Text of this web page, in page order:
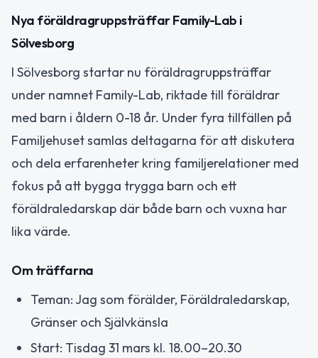
Nya föräldragruppsträffar Family-Lab i
Sölvesborg
I Sölvesborg startar nu föräldragruppsträffar
under namnet Family-Lab, riktade till föräldrar
med barn i åldern 0-18 år. Under fyra tillfällen på
Familjehuset samlas deltagarna för att diskutera
och dela erfarenheter kring familjerelationer med
fokus på att bygga trygga barn och ett
föräldraledarskap där både barn och vuxna har
lika värde.
Om träffarna
Teman: Jag som förälder, Föräldraledarskap,
Gränser och Självkänsla
Start: Tisdag 31 mars kl. 18.00–20.30